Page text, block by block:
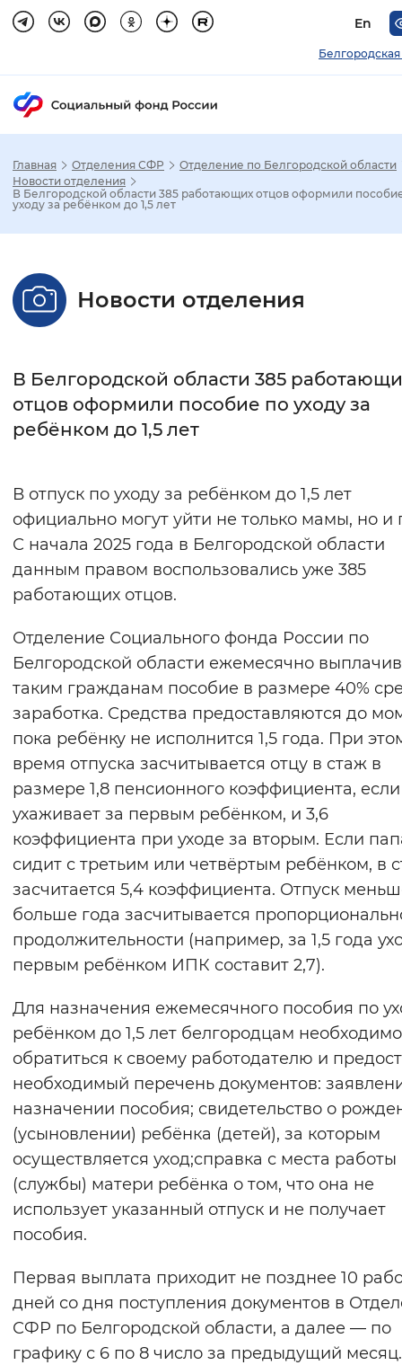
En
Белгородская
Стандартный Увеличенный
Без засечек С засечками
Интервал между буквами
Цвет сайта
Монохромный Инверсивный
Изображения
Включены Выключены
Звуковой ассистент
Воспроизвести Остановить
Вернуть стандартные настройки
Главная Отделения СФР
Отделение по Белгородской области
Новости отделения
В Белгородской области 385 работающих отцов оформили
уходу за ребёнком до 1,5 лет
Новости отделения
В Белгородской области 385
отцов оформили пособие по уходу за
ребёнком до 1,5 лет
В отпуск по уходу за ребёнком до 1,5 лет
официально могут уйти не только мамы, но и
С начала 2025 года в Белгородской области
данным правом воспользовались уже 385
работающих отцов.
Отделение Социального фонда России по
Белгородской области ежемесячно
таким гражданам пособие в размере 40%
заработка. Средства предоставляются до
пока ребёнку не исполнится 1,5 года. При
время отпуска засчитывается отцу в стаж в
размере 1,8 пенсионного коэффициента,
ухаживает за первым ребёнком, и 3,6
коэффициента при уходе за вторым. Если
сидит с третьим или четвёртым ребёнком, в
засчитается 5,4 коэффициента. Отпуск
больше года засчитывается
продолжительности (например, за 1,5 года
первым ребёнком ИПК составит 2,7).
Для назначения ежемесячного пособия по
ребёнком до 1,5 лет белгородцам необходимо
обратиться к своему работодателю и
необходимый перечень документов:
назначении пособия; свидетельство о
(усыновлении) ребёнка (детей), за которым
осуществляется уход;справка с места работы
(службы) матери ребёнка о том, что она не
использует указанный отпуск и не получает
пособия.
Первая выплата приходит не позднее 10
дней со дня поступления документов в
СФР по Белгородской области, а далее — по
графику с 6 по 8 число за предыдущий месяц.